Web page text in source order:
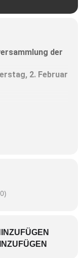
der
2. Februar
erläutert
blickt auf die